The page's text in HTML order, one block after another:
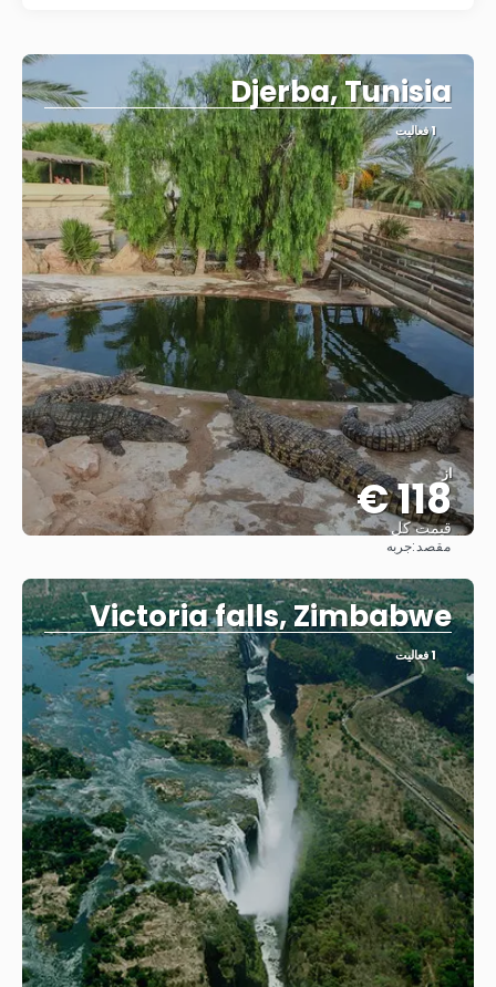
Djerba, Tunisia
1 فعالیت
از
118 €
قیمت کل
مقصد:جربه
Victoria falls, Zimbabwe
1 فعالیت